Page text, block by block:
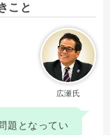
こと
広瀬氏
題となってい